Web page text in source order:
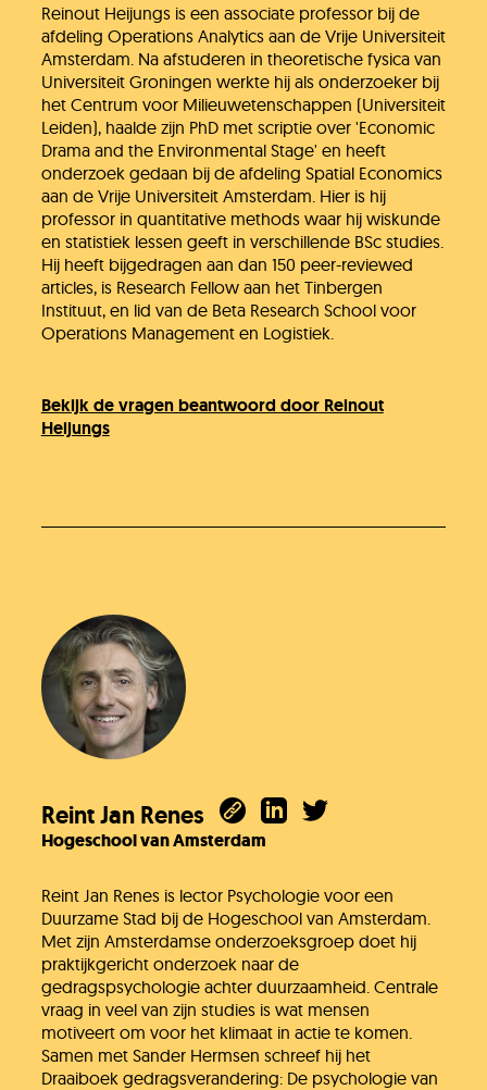
Reinout Heijungs is een associate professor bij de
afdeling Operations Analytics aan de Vrije Universiteit
Amsterdam. Na afstuderen in theoretische fysica van
Universiteit Groningen werkte hij als onderzoeker bij
het Centrum voor Milieuwetenschappen (Universiteit
Leiden), haalde zijn PhD met scriptie over 'Economic
Drama and the Environmental Stage' en heeft
onderzoek gedaan bij de afdeling Spatial Economics
aan de Vrije Universiteit Amsterdam. Hier is hij
professor in quantitative methods waar hij wiskunde
en statistiek lessen geeft in verschillende BSc studies.
Hij heeft bijgedragen aan dan 150 peer-reviewed
articles, is Research Fellow aan het Tinbergen
Instituut, en lid van de Beta Research School voor
Operations Management en Logistiek.
Bekijk de vragen beantwoord door Reinout
Heijungs
Reint Jan Renes
Hogeschool van Amsterdam
Reint Jan Renes is lector Psychologie voor een
Duurzame Stad bij de Hogeschool van Amsterdam.
Met zijn Amsterdamse onderzoeksgroep doet hij
praktijkgericht onderzoek naar de
gedragspsychologie achter duurzaamheid. Centrale
vraag in veel van zijn studies is wat mensen
motiveert om voor het klimaat in actie te komen.
Samen met Sander Hermsen schreef hij het
Draaiboek gedragsverandering: De psychologie van